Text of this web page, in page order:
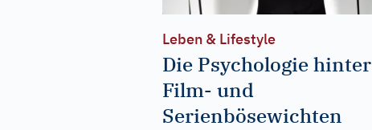
Leben & Lifestyle
Die Psychologie hinter
Film- und
Serienbösewichten